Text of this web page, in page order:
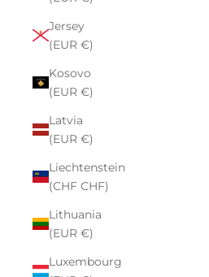
Jersey
(EUR €)
Kosovo
(EUR €)
Latvia
(EUR €)
Liechtenstein
(CHF CHF)
Lithuania
(EUR €)
Luxembourg